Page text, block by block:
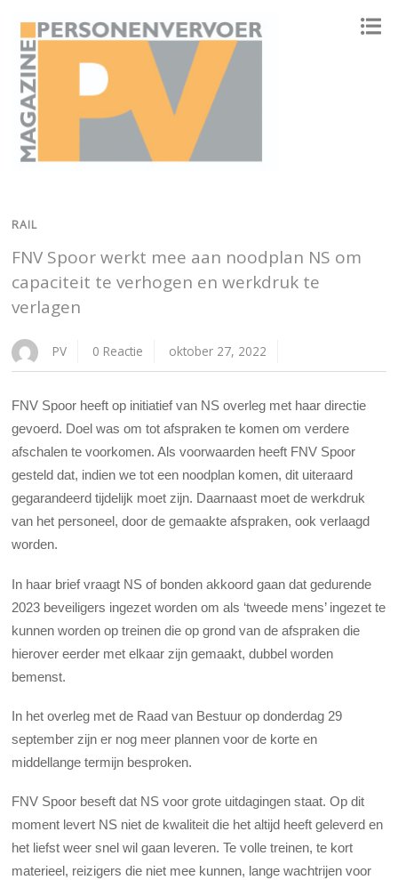
RAIL
FNV Spoor werkt mee aan noodplan NS om
capaciteit te verhogen en werkdruk te
verlagen
PV 0 Reactie oktober 27, 2022
FNV Spoor heeft op initiatief van NS overleg met haar directie
gevoerd. Doel was om tot afspraken te komen om verdere
afschalen te voorkomen. Als voorwaarden heeft FNV Spoor
gesteld dat, indien we tot een noodplan komen, dit uiteraard
gegarandeerd tijdelijk moet zijn. Daarnaast moet de werkdruk
van het personeel, door de gemaakte afspraken, ook verlaagd
worden.
In haar brief vraagt NS of bonden akkoord gaan dat gedurende
2023 beveiligers ingezet worden om als ‘tweede mens’ ingezet te
kunnen worden op treinen die op grond van de afspraken die
hierover eerder met elkaar zijn gemaakt, dubbel worden
bemenst.
In het overleg met de Raad van Bestuur op donderdag 29
september zijn er nog meer plannen voor de korte en
middellange termijn besproken.
FNV Spoor beseft dat NS voor grote uitdagingen staat. Op dit
moment levert NS niet de kwaliteit die het altijd heeft geleverd en
het liefst weer snel wil gaan leveren. Te volle treinen, te kort
materieel, reizigers die niet mee kunnen, lange wachtrijen voor